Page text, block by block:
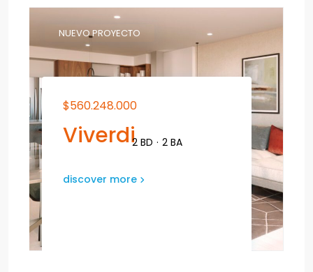
NUEVO PROYECTO
$560.248.000
Viverdi2 BD · 2 BA
discover more